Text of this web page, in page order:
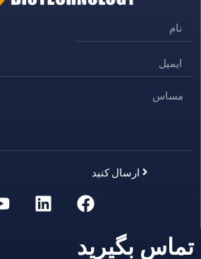
ارسال کنید
تماس بگیرید